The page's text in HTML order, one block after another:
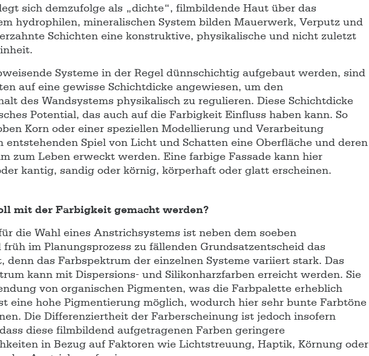
sich demzufolge als „dichte“, filmbildende Haut über das
hydrophilen, mineralischen System bilden Mauerwerk, Verputz und
Schichten eine konstruktive, physikalische und nicht zuletzt
Systeme in der Regel dünnschichtig aufgebaut werden, sind
auf eine gewisse Schichtdicke angewiesen, um den
des Wandsystems physikalisch zu regulieren. Diese Schichtdicke
Potential, das auch auf die Farbigkeit Einfluss haben kann. So
Korn oder einer speziellen Modellierung und Verarbeitung
entstehenden Spiel von Licht und Schatten eine Oberfläche und deren
zum Leben erweckt werden. Eine farbige Fassade kann hier
kantig, sandig oder körnig, körperhaft oder glatt erscheinen.
mit der Farbigkeit gemacht werden?
die Wahl eines Anstrichsystems ist neben dem soeben
im Planungsprozess zu fällenden Grundsatzentscheid das
denn das Farbspektrum der einzelnen Systeme variiert stark. Das
kann mit Dispersions- und Silikonharzfarben erreicht werden. Sie
von organischen Pigmenten, was die Farbpalette erheblich
eine hohe Pigmentierung möglich, wodurch hier sehr bunte Farbtöne
Die Differenziertheit der Farberscheinung ist jedoch insofern
diese filmbildend aufgetragenen Farben geringere
in Bezug auf Faktoren wie Lichtstreuung, Haptik, Körnung oder